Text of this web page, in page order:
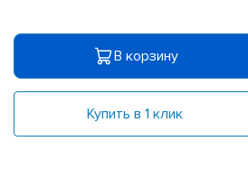
В корзину
Купить в 1 клик